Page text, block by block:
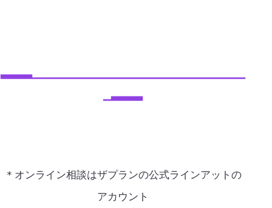
▃▃▃▃▁▁▁▁▁▁▁▁▁▁▁▁▁▁▁▁▁▁▁▁▁▁▁▁▁▁▁
▁▃▃▃▃
＊オンライン相談はザプランの公式ラインアットの
アカウント